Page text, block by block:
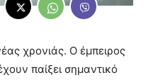
χρονιάς. Ο έμπειρος
παίξει σημαντικό